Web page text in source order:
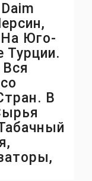
Юго-
Турции.
В